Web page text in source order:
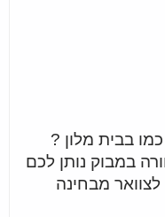
בבית מלון ?
במבוק נותן לכם
מבחינה